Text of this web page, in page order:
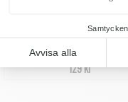
LJUSLYKTA DIN
129 kr